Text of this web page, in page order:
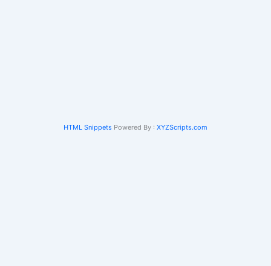
HTML Snippets Powered By : XYZScripts.com